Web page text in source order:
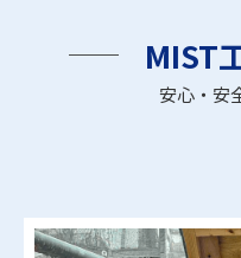
MIST
安心・安